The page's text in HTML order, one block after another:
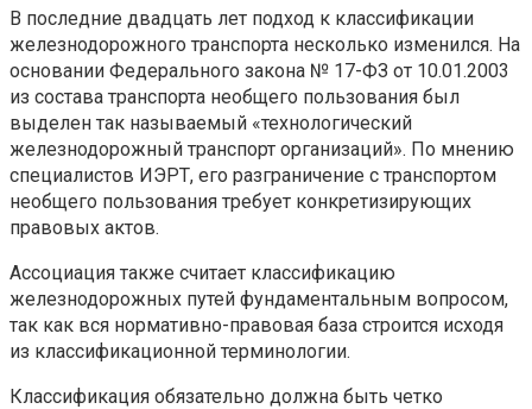
В последние двадцать лет подход к классификации
железнодорожного транспорта несколько изменился. На
основании Федерального закона № 17-ФЗ от 10.01.2003
из состава транспорта необщего пользования был
выделен так называемый «технологический
железнодорожный транспорт организаций». По мнению
специалистов ИЭРТ, его разграничение с транспортом
необщего пользования требует конкретизирующих
правовых актов.
Ассоциация также считает классификацию
железнодорожных путей фундаментальным вопросом,
так как вся нормативно-правовая база строится исходя
из классификационной терминологии.
Классификация обязательно должна быть четко